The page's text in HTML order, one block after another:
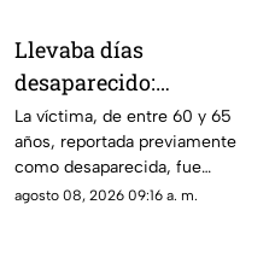
Llevaba días
desaparecido:
Localizan sin vida a
adulto mayor adentro
de tambo adentro de
una casa en Ciudad
La víctima, de entre 60 y 65
años, reportada previamente
como desaparecida, fue
localizada en un cuarto de
agosto 08, 2026 09:16 a. m.